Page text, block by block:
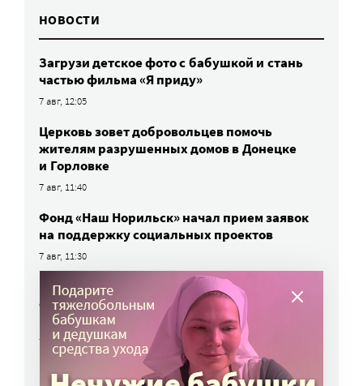
НОВОСТИ
Загрузи детское фото с бабушкой и стань
частью фильма «Я приду»
7 авг, 12:05
Церковь зовет добровольцев помочь
жителям разрушенных домов в Донецке
и Горловке
7 авг, 11:40
Фонд «Наш Норильск» начал прием заявок
на поддержку социальных проектов
7 авг, 11:30
Петербургские спортсмены
c инвалидностью впервые выступят
на Чемпионате мира по вейкборду
7 авг, 11:00
Работы фотографов портала